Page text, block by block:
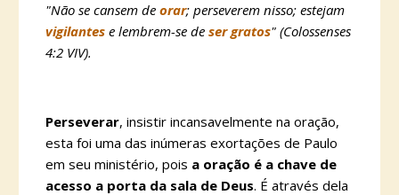
"Não se cansem de orar; perseverem nisso; estejam
vigilantes e lembrem-se de ser gratos" (Colossenses
4:2 VIV).
Perseverar, insistir incansavelmente na oração,
esta foi uma das inúmeras exortações de Paulo
em seu ministério, pois a oração é a chave de
acesso a porta da sala de Deus. É através dela